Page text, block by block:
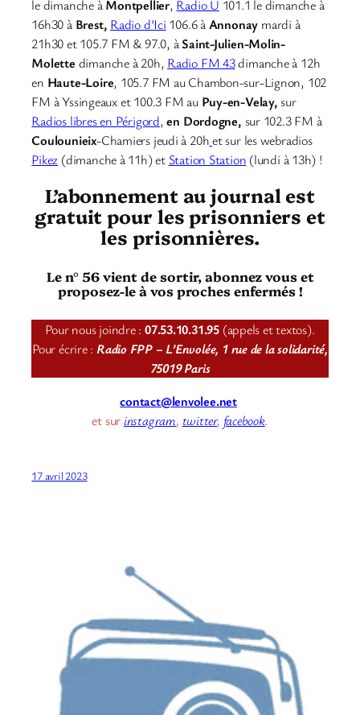
le dimanche àMontpellier, Radio U 101.1 le dimanche à
16h30 à Brest, Radio d’Ici 106.6 àAnnonay mardi à
21h30 et 105.7 FM & 97.0, àSaint-Julien-Molin-
Molette dimanche à 20h, Radio FM 43dimanche à 12h
en Haute-Loire, 105.7 FM au Chambon-sur-Lignon, 102
FM à Yssingeaux et 100.3 FM au Puy-en-Velay,sur
Radios libres en Périgord, en Dordogne, sur 102.3 FM à
Coulounieix-Chamiers jeudi à 20het sur les webradios
Pikez (dimanche à 11h) et Station Station (lundi à 13h) !
L’abonnement au journal est
gratuit pour les prisonniers et
les prisonnières.
Le n° 56 vient de sortir, abonnez vous et
proposez-le à vos proches enfermés !
Pour nous joindre : 07.53.10.31.95 (appels et textos).
Pour écrire : Radio FPP – L’Envolée, 1 rue de la solidarité,
75019 Paris
contact@lenvolee.net
et sur instagram, twitter, facebook.
17 avril 2023